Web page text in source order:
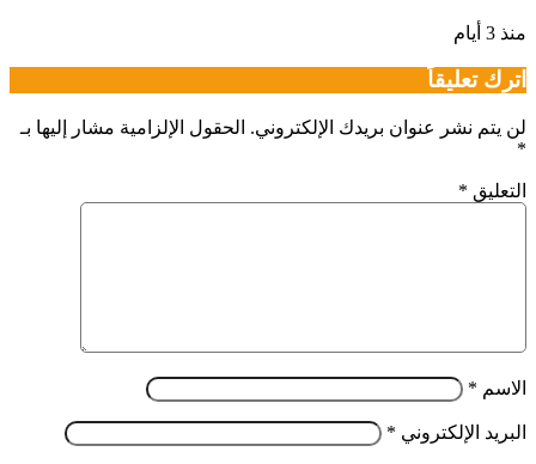
منذ 3 أيام
اترك تعليقاً
لن يتم نشر عنوان بريدك الإلكتروني. الحقول الإلزامية مشار إليها بـ
*
التعليق *
الاسم *
البريد الإلكتروني *